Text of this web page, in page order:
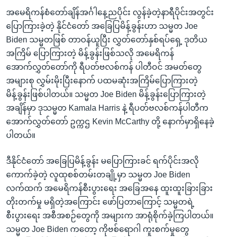
ရှာဖွေ
ရန်
နေရာ
သို့
ကျော်
ရန်
ဘာသာစကားများ
အမေရိကန်စံတော်ချိန်အင်္ဂါနေ့ညပိုင်း လွန်ခဲ့တဲ့နာရီပိုင်းအတွင်း
ပြောကြားခဲ့တဲ့ နိုင်ငံတော် အခြေပြမိန့်ခွန်းဟာ သမ္မတ Joe
Biden သမ္မတဖြစ် တာဝန်ယူပြီး လွှတ်တော်နှစ်ရပ်ရှေ့ ဒုတိယ
အကြိမ် ပြောကြားတဲ့ မိန့်ခွန်းဖြစ်သလို အမေရိကန်
အောက်လွှတ်တော်ကို ရီပတ်ဗလစ်ကန် ပါတီဝင် အမတ်တွေ
အများစု လွှမ်းမိုးပြီးနောက် ပထမဆုံးအကြိမ်ပြောကြားတဲ့
မိန့်ခွန်းဖြစ်ပါတယ်။ သမ္မတ Joe Biden မိန့်ခွန်းပြောကြားတဲ့
အချိန်မှာ ဒုသမ္မတ Kamala Harris နဲ့ ရီပတ်ဗလစ်ကန်ပါတီက
အောက်လွှတ်တော် ဥက္ကဌ Kevin McCarthy တို့ နောက်မှာရှိနေခဲ့
ပါတယ်။
ဒီနိုင်ငံတော် အခြေပြမိန့်ခွန်း မပြောကြားခင် ရက်ပိုင်းအလို
ကောက်ခဲ့တဲ့ လူထုစစ်တမ်းတချို့မှာ သမ္မတ Joe Biden
လက်ထက် အမေရိကန်စီးပွားရေး အခြေအနေ ထူးထူးခြားခြား
တိုးတက်မှု မရှိတဲ့အကြောင်း ဖော်ပြတာကြောင့် သမ္မတရဲ့
စီးပွားရေး အစီအစဉ်တွေကို အများက အာရုံစိုက်ခဲ့ကြပါတယ်။
သမ္မတ Joe Biden ကတော့ ကိုဗစ်ရောဂါ ကူးစက်မှုတွေ